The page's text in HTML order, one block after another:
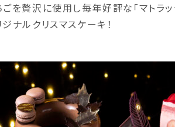
ごを贅沢に使用し毎年好評な「マトラ
ナルクリスマスケーキ！